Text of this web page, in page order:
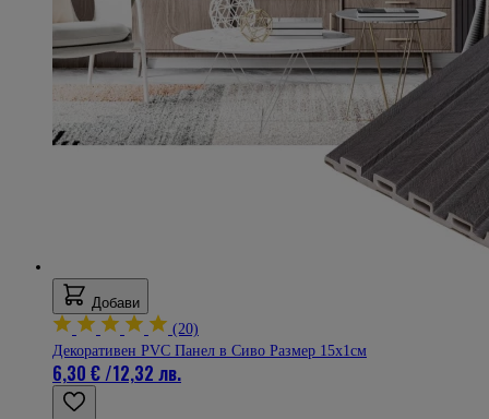
Добави
(20)
Декоративен PVC Панел в Сиво Размер 15х1см
6,30 €/12,32 лв.